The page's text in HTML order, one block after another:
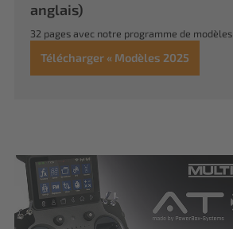
anglais)
32 pages avec notre programme de
Télécharger « Modèles 2025